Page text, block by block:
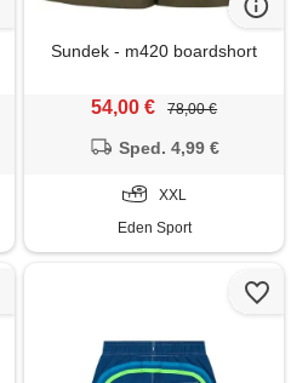
Sundek - m420 boardshort
54,00 € 78,00 €
Sped. 4,99 €
XXL
Eden Sport